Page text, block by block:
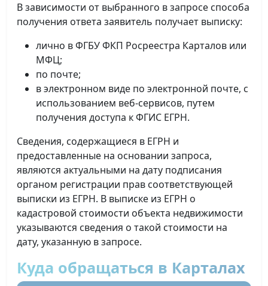
В зависимости от выбранного в запросе способа
получения ответа заявитель получает выписку:
лично в ФГБУ ФКП Росреестра Карталов или
МФЦ;
по почте;
в электронном виде по электронной почте, с
использованием веб-сервисов, путем
получения доступа к ФГИС ЕГРН.
Сведения, содержащиеся в ЕГРН и
предоставленные на основании запроса,
являются актуальными на дату подписания
органом регистрации прав соответствующей
выписки из ЕГРН. В выписке из ЕГРН о
кадастровой стоимости объекта недвижимости
указываются сведения о такой стоимости на
дату, указанную в запросе.
Куда обращаться в Карталах